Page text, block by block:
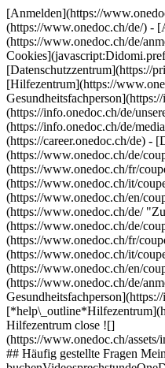
[Anmelden](https://
(https://www.onedoc.ch/de/) -
(https://www.onedoc.ch/de/
[Datenschutzzentrum](https://
[Hilfezentrum](https://
(https://info.onedoc.ch/de/
(https://info.onedoc.ch/de/
(https://career.onedoc.ch/de) -
(https://www.onedoc.ch/de/
(https://www.onedoc.ch/fr/
(https://www.onedoc.ch/it/
(https://www.onedoc.ch/en/
(https://www.onedoc.ch/de/
(https://www.onedoc.ch/de/
(https://www.onedoc.ch/fr/
(https://www.onedoc.ch/it/
(https://www.onedoc.ch/en/
(https://www.onedoc.ch/de/
Hilfezentrum close ![]
(https://www.onedoc.ch/assets/
## Häufig gestellte Fragen